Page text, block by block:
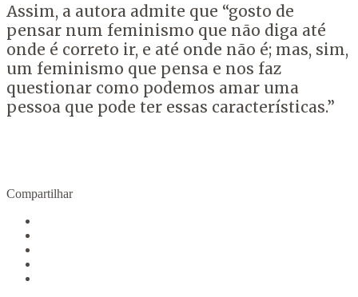
Assim, a autora admite que “gosto de
pensar num feminismo que não diga até
onde é correto ir, e até onde não é; mas, sim,
um feminismo que pensa e nos faz
questionar como podemos amar uma
pessoa que pode ter essas características.”
Compartilhar